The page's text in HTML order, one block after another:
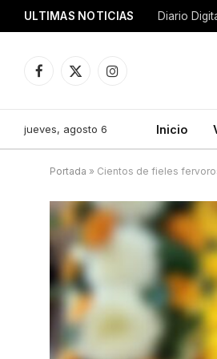
ULTIMAS NOTICIAS Diario
Facebook
X
Instagram
jueves, agosto 6 Inicio
Portada » Cientos de fieles